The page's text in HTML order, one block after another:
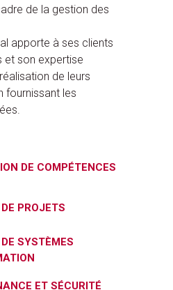
de la gestion des
apporte à ses clients
son expertise
de leurs
fournissant les
DE COMPÉTENCES
PROJETS
SYSTÈMES
ET SÉCURITÉ